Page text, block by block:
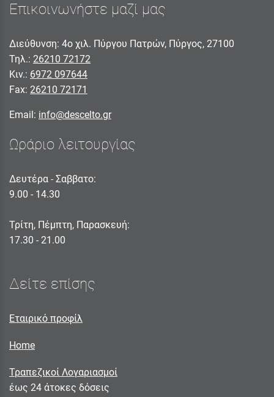
Επικοινωνήστε μαζί μας
Διεύθυνση: 4ο χιλ. Πύργου Πατρών, Πύργος, 27100
Τηλ.: 26210 72172
Κιν.: 6972 097644
Fax: 26210 72171
Email: info@descelto.gr
Ωράριο λειτουργίας
Δευτέρα - Σαββατο:
9.00 - 14.30
Τρίτη, Πέμπτη, Παρασκευή:
17.30 - 21.00
Δείτε επίσης
Εταιρικό προφίλ
Home
Τραπεζικοί Λογαριασμοί
έως 24 άτοκες δόσεις